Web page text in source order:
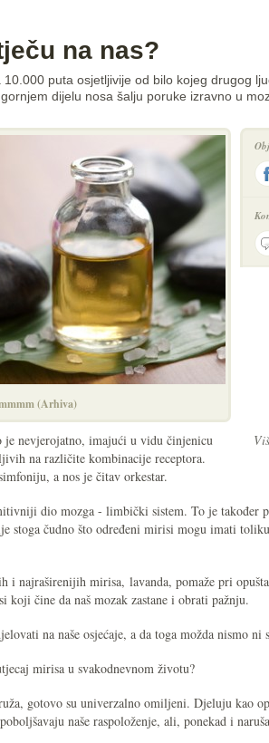
na nas?
puta osjetljivije od bilo kojeg drugog
dijelu nosa šalju poruke izravno u
(Arhiva)
je nevjerojatno, imajući u vidu činjenicu
na različite kombinacije receptora.
a nos je čitav orkestar.
dio mozga - limbički sistem. To je također
stoga čudno što određeni mirisi mogu imati
i najraširenijih mirisa, lavanda, pomaže pri
čine da naš mozak zastane i obrati pažnju.
na naše osjećaje, a da toga možda nismo ni
mirisa u svakodnevnom životu?
gotovo su univerzalno omiljeni. Djeluju kao
naše raspoloženje, ali, ponekad i